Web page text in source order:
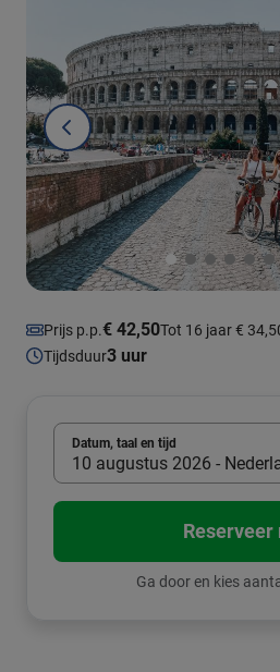
Prijs p.p.€ 42,50Tot 16 jaar €
Tijdsduur3 uur
Datum, taal en tijd
10 augustus 2026 -
Reserveer
Ga door en kies